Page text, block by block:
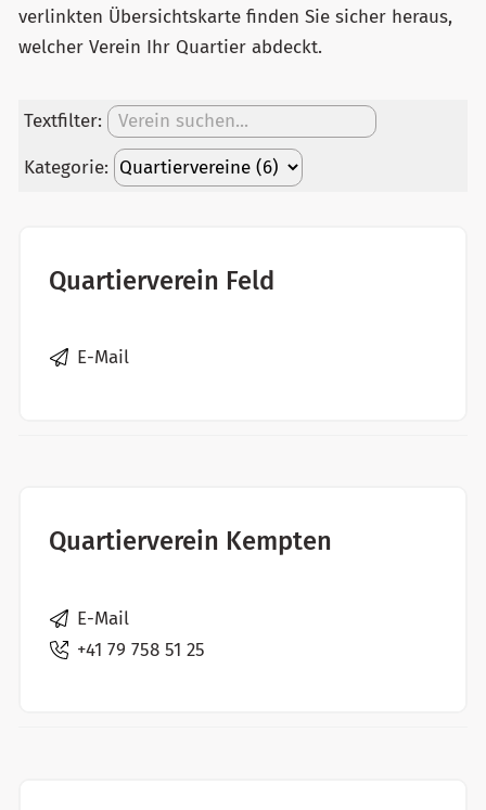
verlinkten Übersichtskarte finden Sie sicher heraus,
welcher Verein Ihr Quartier abdeckt.
Textfilter:
Kategorie:
Quartierverein Feld
E-Mail
Quartierverein Kempten
E-Mail
+41 79 758 51 25